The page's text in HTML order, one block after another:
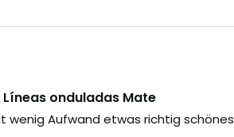
onduladas Mate
wenig Aufwand etwas richtig